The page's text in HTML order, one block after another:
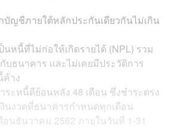
บัญชีภายใต้หลักประกันเดียวกันไม่เกิน
นหนี้ที่ไม่ก่อให้เกิดรายได้ (NPL) รวม
บธนาคาร และไม่เคยมีประวัติการ
าง
ะหนี้ดีย้อนหลัง 48 เดือน ซึ่งชำระตรง
นงวดที่ธนาคารกำหนดทุกเดือน
อนธันวาคม 2562 ภายในวันที่ 1-31